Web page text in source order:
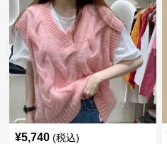
¥5,740 (税込)